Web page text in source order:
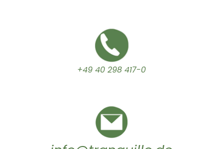
+49 40 298 417-0